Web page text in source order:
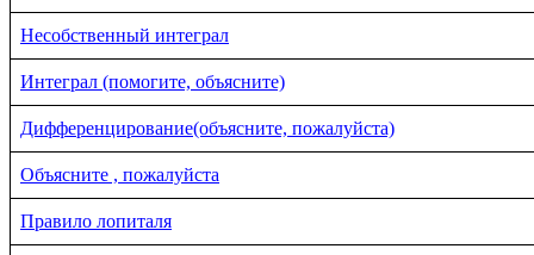
Несобственный интеграл
Интеграл (помогите, объясните)
Дифференцирование(объясните, пожалуйста)
Объясните , пожалуйста
Правило лопиталя